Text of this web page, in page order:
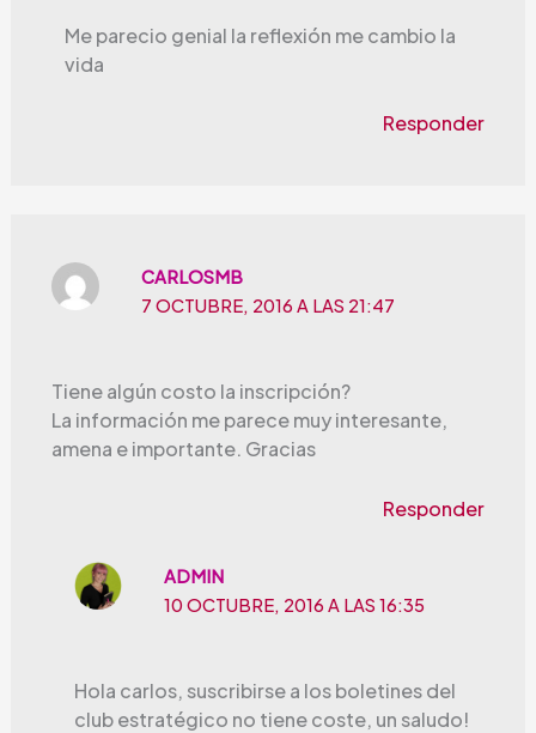
Me parecio genial la reflexión me cambio la
vida
Responder
CARLOSMB
7 OCTUBRE, 2016 A LAS 21:47
Tiene algún costo la inscripción?
La información me parece muy interesante,
amena e importante. Gracias
Responder
ADMIN
10 OCTUBRE, 2016 A LAS 16:35
Hola carlos, suscribirse a los boletines del
club estratégico no tiene coste, un saludo!